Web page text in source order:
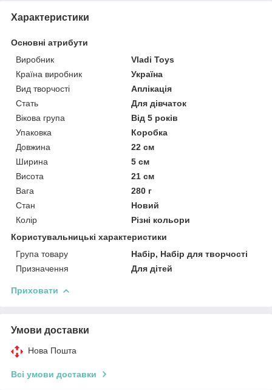
Характеристики
Основні атрибути
Виробник
Vladi Toys
Країна виробник
Україна
Вид творчості
Аплікація
Стать
Для дівчаток
Вікова група
Від 5 років
Упаковка
Коробка
Довжина
22 см
Ширина
5 см
Висота
21 см
Вага
280 г
Стан
Новий
Колір
Різні кольори
Користувальницькі характеристики
Група товару
Набір, Набір для творчості
Призначення
Для дітей
Приховати
Умови доставки
Нова Пошта
Всі умови доставки